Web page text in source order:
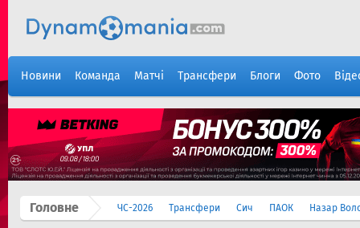
Новини Команда Матчі Трансфери Блоги Фото
Головне ЧС-2026 Трансфери Сич ПАОК Назар